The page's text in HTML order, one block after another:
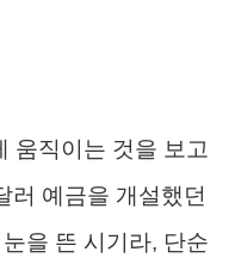
움직이는 것을 보고
러 예금을 개설했던
을 뜬 시기라, 단순